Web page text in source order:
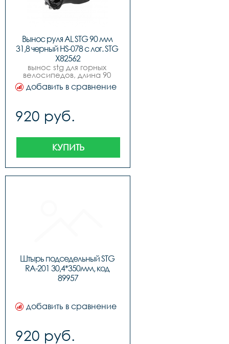
Вынос руля AL STG 90 мм
31,8 черный HS-078 с лог. STG
Х82562
вынос stg для горных
велосипедов, длина 90
мм, под руль 31,8 мм
добавить в сравнение
920 руб.
КУПИТЬ
Штырь подседельный STG
RA-201 30,4*350мм, код
89957
добавить в сравнение
920 руб.